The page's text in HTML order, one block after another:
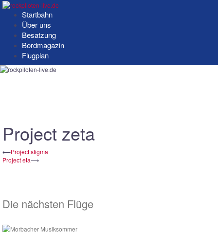
Springe
Startbahn
Über uns
Besatzung
Bordmagazin
Flugplan
Project zeta
Beitrags-
Navigation
⟵Project stigma
Project eta⟶
Die nächsten Flüge